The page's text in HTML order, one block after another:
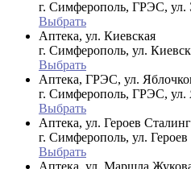
г. Симферополь, ГРЭС, ул.
Выбрать
Аптека, ул. Киевская
г. Симферополь, ул.
Выбрать
Аптека, ГРЭС, ул.
г. Симферополь, ГРЭС, ул.
Выбрать
Аптека, ул. Героев
г. Симферополь, ул. Героев
Выбрать
Аптека, ул. Маршла